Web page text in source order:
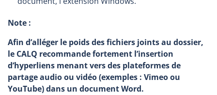
Note :
Afin d’alléger le poids des fichiers joints au dossier,
le CALQ recommande fortement l’insertion
d’hyperliens menant vers des plateformes de
partage audio ou vidéo (exemples : Vimeo ou
YouTube) dans un document Word.